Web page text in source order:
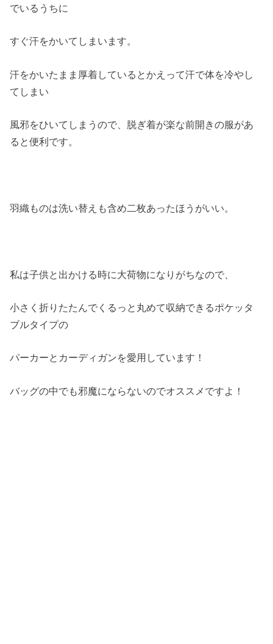
でいるうちに
すぐ汗をかいてしまいます。
汗をかいたまま厚着しているとかえって汗で体を冷やし
てしまい
風邪をひいてしまうので、脱ぎ着が楽な前開きの服があ
ると便利です。
羽織ものは洗い替えも含め二枚あったほうがいい。
私は子供と出かける時に大荷物になりがちなので、
小さく折りたたんでくるっと丸めて収納できるポケッタ
ブルタイプの
パーカーとカーディガンを愛用しています！
バッグの中でも邪魔にならないのでオススメですよ！